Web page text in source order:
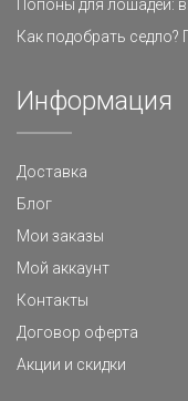
Попоны для лошадей:
Как подобрать
Информация
Доставка
Блог
Мои заказы
Мой аккаунт
Контакты
Договор оферта
Акции и скидки